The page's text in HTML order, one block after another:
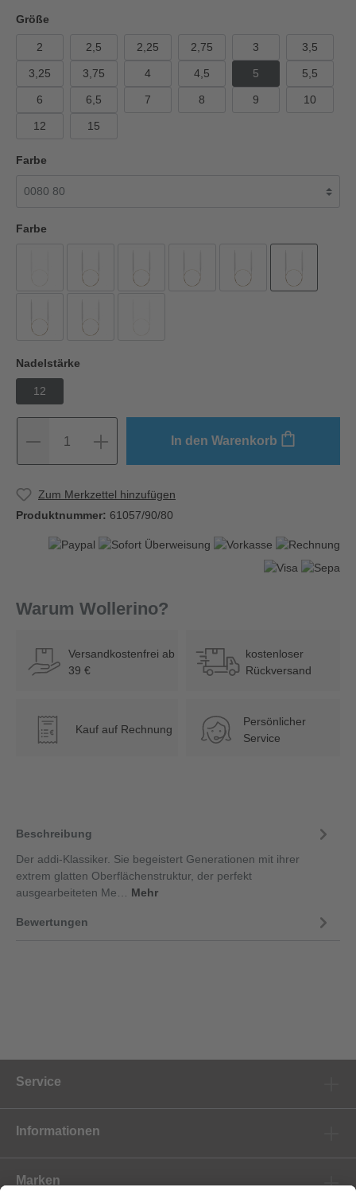
Größe
2 2,5 2,25 2,75 3 3,5
3,25 3,75 4 4,5 5 5,5
6 6,5 7 8 9 10
12 15
Farbe
Farbe
Nadelstärke
12
1 In den Warenkorb
Zum Merkzettel hinzufügen
Produktnummer: 61057/90/80
Warum Wollerino?
Versandkostenfrei ab
39 €
kostenloser
Rückversand
€ Kauf auf Rechnung
Persönlicher
Service
Beschreibung
Der addi-Klassiker. Sie begeistert Generationen mit ihrer
extrem glatten Oberflächenstruktur, der perfekt
ausgearbeiteten Me… Mehr
Bewertungen
Service
Informationen
Marken